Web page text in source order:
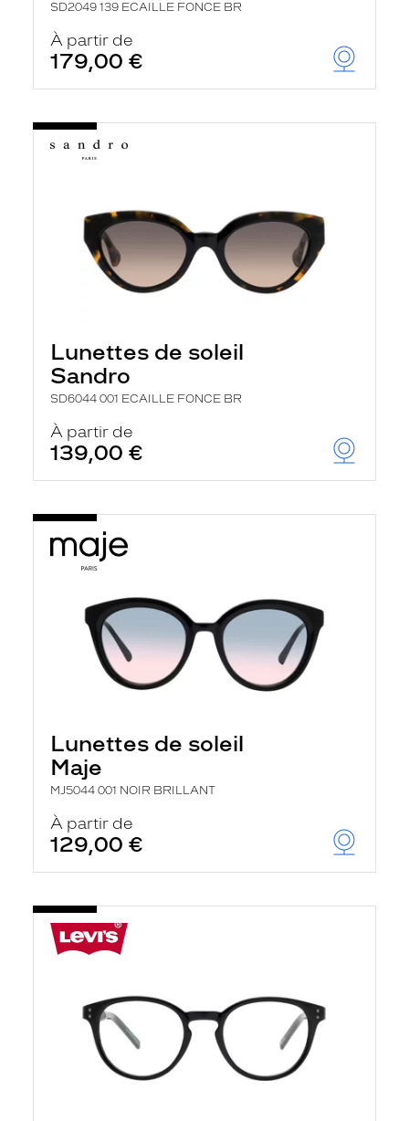
SD2049 139 ECAILLE FONCE BR
À partir de
179,00 €
Lunettes de soleil
Sandro
SD6044 001 ECAILLE FONCE BR
À partir de
139,00 €
Lunettes de soleil
Maje
MJ5044 001 NOIR BRILLANT
À partir de
129,00 €